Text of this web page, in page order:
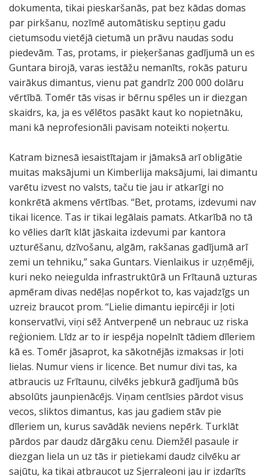
dokumenta, tikai pieskaršanās, pat bez kādas domas
par pirkšanu, nozīmē automātisku septiņu gadu
cietumsodu vietējā cietumā un prāvu naudas sodu
piedevām. Tas, protams, ir pieķeršanas gadījumā un es
Guntara birojā, varas iestāžu nemanīts, rokās paturu
vairākus dimantus, vienu pat gandrīz 200 000 dolāru
vērtībā. Tomēr tās visas ir bērnu spēles un ir diezgan
skaidrs, ka, ja es vēlētos pasākt kaut ko nopietnāku,
mani kā neprofesionāli pavisam noteikti noķertu.
Katram biznesā iesaistītajam ir jāmaksā arī obligātie
muitas maksājumi un Kimberlija maksājumi, lai dimantu
varētu izvest no valsts, taču tie jau ir atkarīgi no
konkrētā akmens vērtības. “Bet, protams, izdevumi nav
tikai licence. Tas ir tikai legālais pamats. Atkarībā no tā
ko vēlies darīt klāt jāskaita izdevumi par kantora
uzturēšanu, dzīvošanu, algām, rakšanas gadījumā arī
zemi un tehniku,” saka Guntars. Vienlaikus ir uzņēmēji,
kuri neko neiegulda infrastruktūrā un Frītaunā uzturas
apmēram divas nedēļas nopērkot to, kas vajadzīgs un
uzreiz braucot prom. “Lielie dimantu iepircēji ir ļoti
konservatīvi, viņi sēž Antverpenē un nebrauc uz riska
reģioniem. Līdz ar to ir iespēja nopelnīt tādiem dīleriem
kā es. Tomēr jāsaprot, ka sākotnējās izmaksas ir ļoti
lielas. Numur viens ir licence. Bet numur divi tas, ka
atbraucis uz Frītaunu, cilvēks jebkurā gadījumā būs
absolūts jaunpienācējs. Viņam centīsies pārdot visus
vecos, sliktos dimantus, kas jau gadiem stāv pie
dīleriem un, kurus savādāk neviens nepērk. Turklāt
pārdos par daudz dārgāku cenu. Diemžēl pasaule ir
diezgan liela un uz tās ir pietiekami daudz cilvēku ar
sajūtu, ka tikai atbraucot uz Sjerraleoni jau ir izdarīts